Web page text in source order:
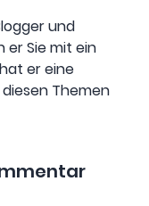
und
er Sie mit ein
er eine
Themen